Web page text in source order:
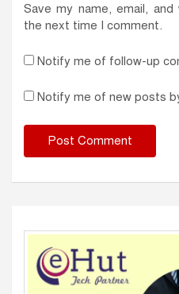
Save my name, email,
the next time I comment.
Notify me of follow-up
Notify me of new posts